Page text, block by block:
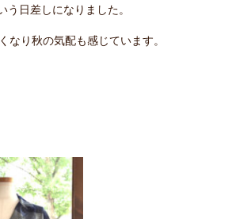
う日差しになりました。
なり秋の気配も感じています。